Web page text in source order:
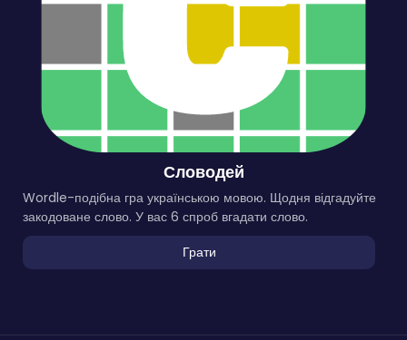
Словодей
Wordle-подібна гра українською мовою. Щодня відгадуйте
закодоване слово. У вас 6 спроб вгадати слово.
Грати